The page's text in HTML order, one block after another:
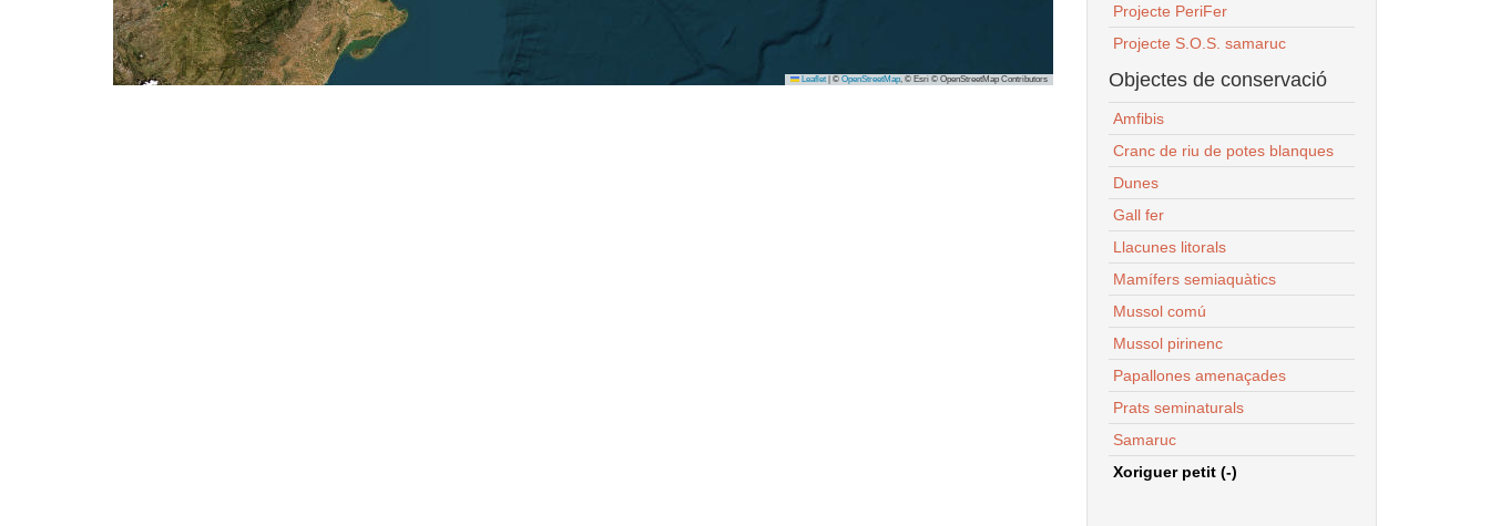
Leaflet © OpenStreetMap, © Esri © OpenStreetMap Contributors
Projecte PeriFer
Projecte S.O.S. samaruc
Objectes de conservació
Amfibis
Cranc de riu de potes blanques
Dunes
Gall fer
Llacunes litorals
Mamífers semiaquàtics
Mussol comú
Mussol pirinenc
Papallones amenaçades
Prats seminaturals
Samaruc
Xoriguer petit (-)